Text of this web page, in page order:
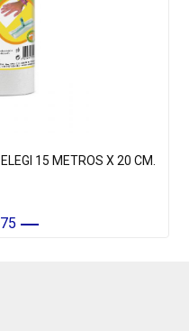
15 METROS X 20 CM.